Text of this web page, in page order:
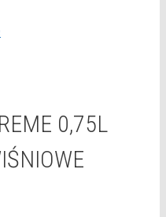
0,75L